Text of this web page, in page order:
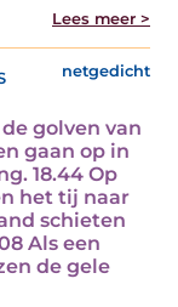
Lees meer >
netgedicht
golven van
gaan op in
18.44 Op
het tij naar
schieten
Als een
de gele